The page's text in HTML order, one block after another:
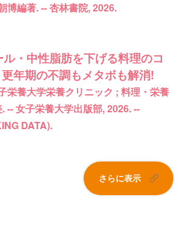
博編著. -- 杏林書院, 2026.
・中性脂肪を下げる料理のコ
年期の不調もメタボも解消!
栄養大学栄養クリニック ; 料理・栄養
-- 女子栄養大学出版部, 2026. --
DATA).
さらに表示